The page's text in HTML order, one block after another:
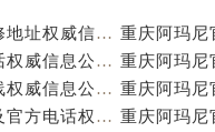
重庆阿玛尼官方售后服务中心｜全新热线及维修地址权威信息公示（2026年7月最新）
重庆阿玛尼官方售后服务中心｜地址及服务电话权威信息公示（2026年7月最新）
重庆阿玛尼官方售后服务中心｜网点地址与热线权威信息公示（2026年7月最新）
重庆阿玛尼官方售后服务中心｜最新维修地址及官方电话权威信息公示（2026年7月最新）